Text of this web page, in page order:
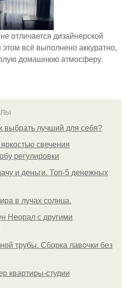
отличается дизайнерской
всё выполнено аккуратно,
домашнюю атмосферу.
выбрать лучший для себя?
свечения
регулировки
и деньги. Топ-5 денежных
в лучах солнца.
Неорал с другими
трубы. Сборка лавочки без
квартиры-студии